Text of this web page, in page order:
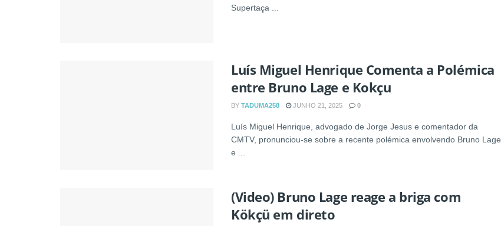
Supertaça ...
Luís Miguel Henrique Comenta a Polémica
entre Bruno Lage e Kokçu
BY TADUMA258 JUNHO 21, 2025 0
Luís Miguel Henrique, advogado de Jorge Jesus e comentador da
CMTV, pronunciou-se sobre a recente polémica envolvendo Bruno Lage
e ...
(Video) Bruno Lage reage a briga com
Kökçü em direto